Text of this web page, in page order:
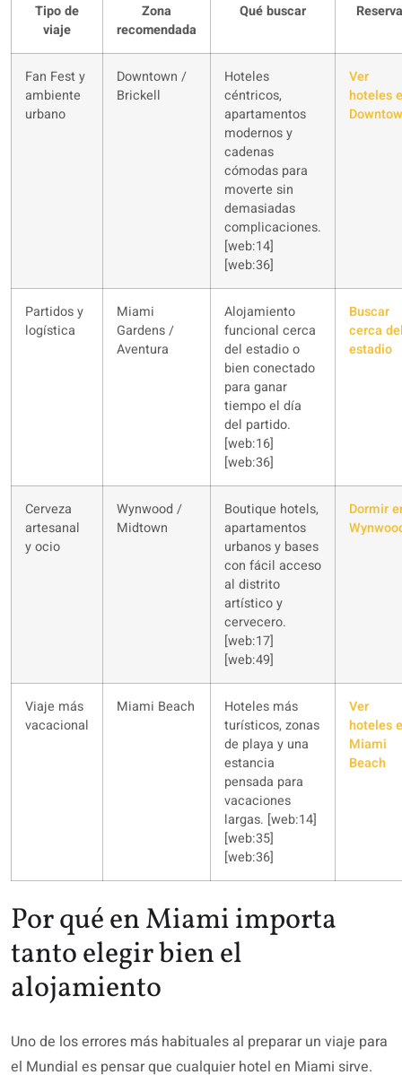
Tipo de
viaje
Zona
recomendada
Qué buscar Reserva
Fan Fest y
ambiente
urbano
Downtown /
Brickell
Hoteles
céntricos,
apartamentos
modernos y
cadenas
cómodas para
moverte sin
demasiadas
complicaciones.
[web:14]
[web:36]
Ver
hoteles
Partidos y
logística
Miami
Gardens /
Aventura
Alojamiento
funcional cerca
del estadio o
bien conectado
para ganar
tiempo el día
del partido.
[web:16]
[web:36]
Buscar
cerca
estadio
Cerveza
artesanal
y ocio
Wynwood /
Midtown
Boutique hotels,
apartamentos
urbanos y bases
con fácil acceso
al distrito
artístico y
cervecero.
[web:17]
[web:49]
Dormir
Viaje más
vacacional
Miami Beach
Hoteles más
turísticos, zonas
de playa y una
estancia
pensada para
vacaciones
largas. [web:14]
[web:35]
[web:36]
Ver
hoteles
Miami
Beach
Por qué en Miami importa
tanto elegir bien el
alojamiento
Uno de los errores más habituales al preparar un viaje para
el Mundial es pensar que cualquier hotel en Miami sirve.